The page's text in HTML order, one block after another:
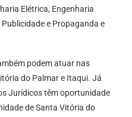
Elétrica, Engenharia
e Propaganda e
podem atuar nas
do Palmar e Itaqui. Já
Jurídicos têm oportunidade
de Santa Vitória do